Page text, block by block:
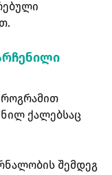
ქალებსაც
შემდეგ